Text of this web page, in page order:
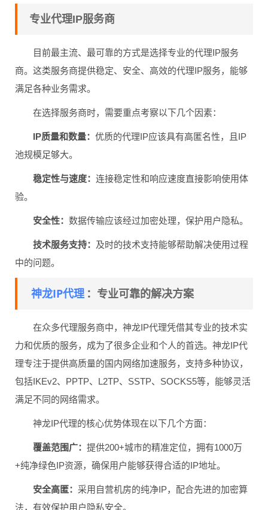
专业代理IP服务商
目前最主流、最可靠的方式是选择专业的代理IP服务
商。这类服务商提供稳定、安全、高效的代理IP服务，能够
满足各种业务需求。
在选择服务商时，需要重点考察以下几个因素：
IP质量和数量： 优质的代理IP应该具有高匿名性，且IP
池规模足够大。
稳定性与速度： 连接稳定性和响应速度直接影响使用体
验。
安全性： 数据传输应该经过加密处理，保护用户隐私。
技术服务支持： 及时的技术支持能够帮助解决使用过程
中的问题。
神龙IP代理 ：专业可靠的解决方案
在众多代理服务商中，神龙IP代理凭借其专业的技术实
力和优质的服务，成为了很多企业和个人的首选。神龙IP代
理专注于提供高质量的国内网络加速服务，支持多种协议，
包括IKEv2、PPTP、L2TP、SSTP、SOCKS5等，能够灵活
满足不同的网络需求。
神龙IP代理的核心优势体现在以下几个方面：
覆盖范围广： 提供200+城市的精准定位，拥有1000万
+纯净绿色IP资源，确保用户能够获得合适的IP地址。
安全高匿： 采用自营机房的纯净IP，配合先进的加密算
法，有效保护用户隐私安全。